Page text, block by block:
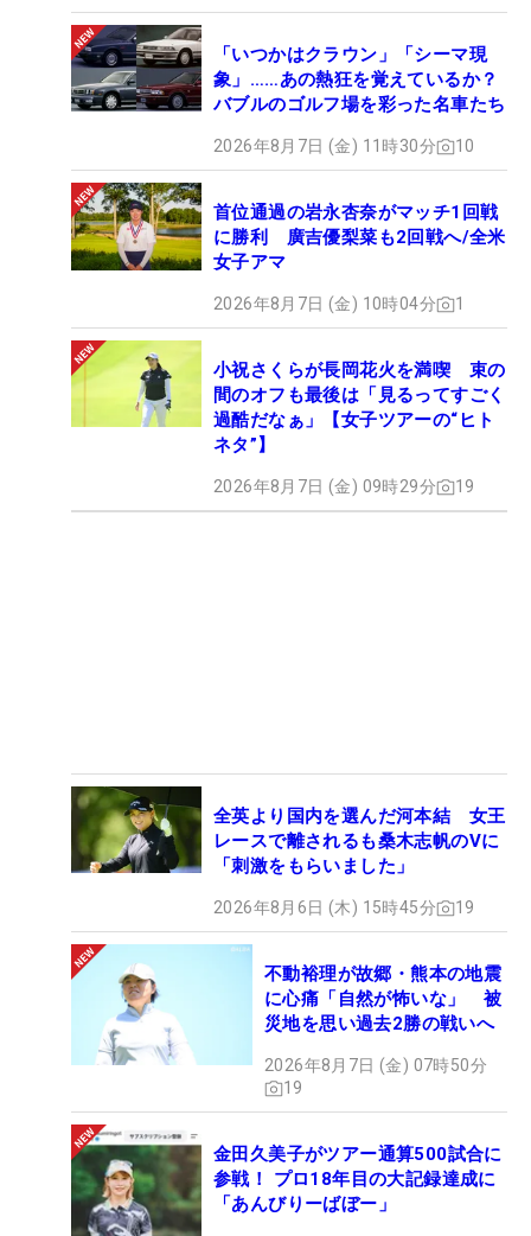
「いつかはクラウン」「シーマ現
象」……あの熱狂を覚えているか？
バブルのゴルフ場を彩った名車たち
2026年8月7日 (金) 11時30分 10
首位通過の岩永杏奈がマッチ1回戦
に勝利 廣吉優梨菜も2回戦へ/全米
女子アマ
2026年8月7日 (金) 10時04分 1
小祝さくらが長岡花火を満喫 束の
間のオフも最後は「見るってすごく
過酷だなぁ」【女子ツアーの“ヒト
ネタ”】
2026年8月7日 (金) 09時29分 19
全英より国内を選んだ河本結 女王
レースで離されるも桑木志帆のVに
「刺激をもらいました」
2026年8月6日 (木) 15時45分 19
不動裕理が故郷・熊本の地震
に心痛「自然が怖いな」 被
災地を思い過去2勝の戦いへ
2026年8月7日 (金) 07時50分
19
金田久美子がツアー通算500試合に
参戦！ プロ18年目の大記録達成に
「あんびりーばぼー」